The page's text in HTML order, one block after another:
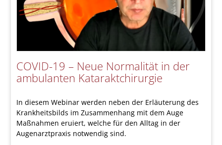
COVID-19 – Neue Normalität in der
ambulanten Kataraktchirurgie
In diesem Webinar werden neben der Erläuterung des
Krankheitsbilds im Zusammenhang mit dem Auge
Maßnahmen eruiert, welche für den Alltag in der
Augenarztpraxis notwendig sind.